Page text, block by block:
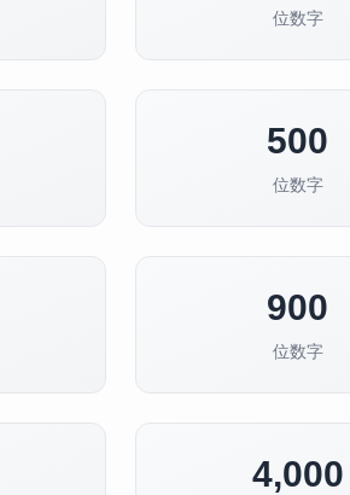
位数字
500
位数字
900
位数字
4,000